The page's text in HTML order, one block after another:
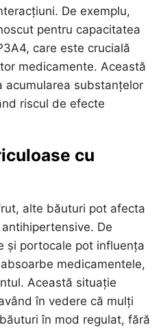
De exemplu,
pentru capacitatea
care este crucială
medicamente. Această
acumularea substanțelor
riscul de efecte
cu
alte băuturi pot afecta
De
și portocale pot influența
medicamentele,
Această situație
în vedere că mulți
în mod regulat, fără